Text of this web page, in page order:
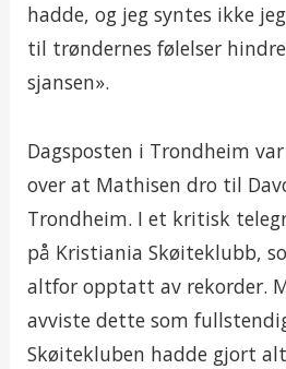
hadde, og jeg syntes ikke
til trøndernes følelser
sjansen».
Dagsposten i Trondheim
over at Mathisen dro til
Trondheim. I et kritisk
på Kristiania Skøiteklubb,
altfor opptatt av rekorder.
avviste dette som
Skøitekluben hadde gjort